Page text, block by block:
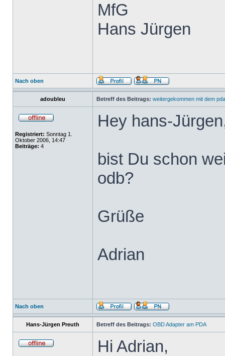
MfG
Hans Jürgen
Nach oben
adoubleu Betreff des Beitrags: weitergekommen mit dem pda
Registriert: Sonntag 1.
Oktober 2006, 14:47
Beiträge: 4
Hey hans-
bist Du schon
odb?
Grüße
Adrian
Nach oben
Hans-Jürgen Preuth Betreff des Beitrags: OBD Adapter am PDA
Hi Adrian,